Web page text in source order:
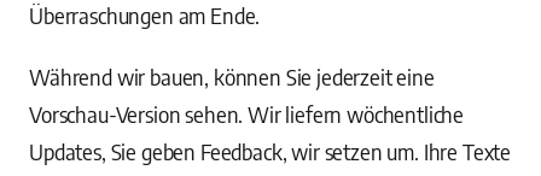
Überraschungen am Ende.
Während wir bauen, können Sie jederzeit eine
Vorschau-Version sehen. Wir liefern wöchentliche
Updates, Sie geben Feedback, wir setzen um. Ihre Texte